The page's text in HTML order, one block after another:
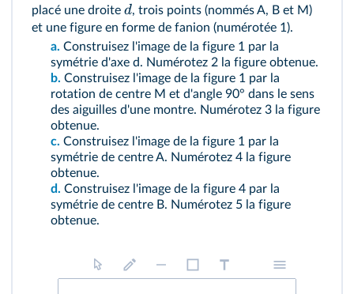
placé une droite d, trois points (nommés A, B et M)
et une figure en forme de fanion (numérotée 1).
a. Construisez l'image de la figure 1 par la
symétrie d'axe d. Numérotez 2 la figure obtenue.
b. Construisez l'image de la figure 1 par la
rotation de centre M et d'angle 90° dans le sens
des aiguilles d'une montre. Numérotez 3 la figure
obtenue.
c. Construisez l'image de la figure 1 par la
symétrie de centre A. Numérotez 4 la figure
obtenue.
d. Construisez l'image de la figure 4 par la
symétrie de centre B. Numérotez 5 la figure
obtenue.